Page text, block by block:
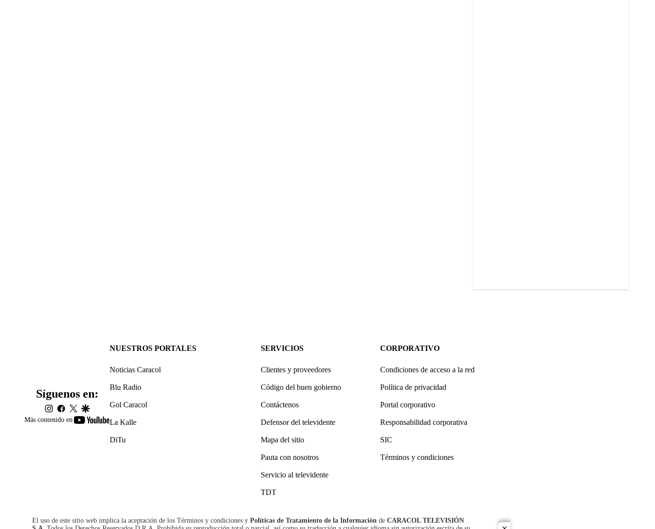
Más contenido en
youtube-
Síguenos en:
instagram
facebook
twittergoogle
NUESTROS PORTALES
Noticias Caracol
Blu Radio
Gol Caracol
La Kalle
DiTu
SERVICIOS
Clientes y proveedores
Código del buen gobierno
Contáctenos
Defensor del televidente
Mapa del sitio
Pauta con nosotros
Servicio al televidente
TDT
CORPORATIVO
Condiciones de acceso a la red
Política de privacidad
Portal corporativo
Responsabilidad corporativa
SIC
Términos y condiciones
El uso de este sitio web implica la aceptación de los Términos y condiciones y Políticas de Tratamiento de la Información de CARACOL TELEVISIÓN